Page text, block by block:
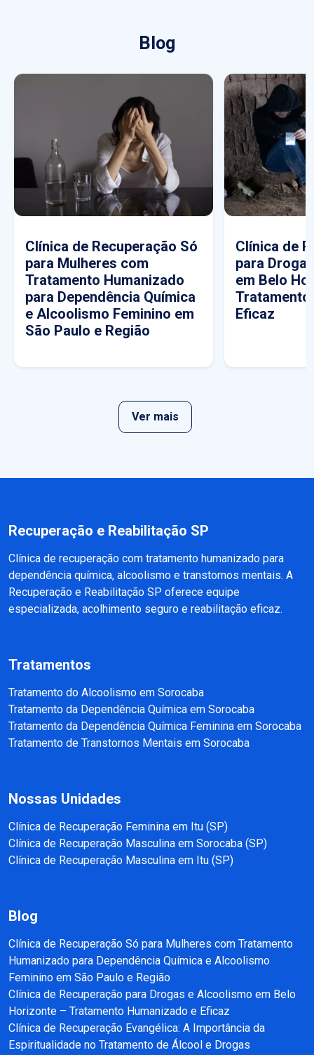
Blog
Clínica de Recuperação Só
para Mulheres com
Tratamento Humanizado
para Dependência Química
e Alcoolismo Feminino em
São Paulo e Região
Clínica de
para
em Belo
Tratamento
Eficaz
Ver mais
Recuperação e Reabilitação SP
Clínica de recuperação com tratamento humanizado para
dependência química, alcoolismo e transtornos mentais. A
Recuperação e Reabilitação SP oferece equipe
especializada, acolhimento seguro e reabilitação eficaz.
Tratamentos
Tratamento do Alcoolismo em Sorocaba
Tratamento da Dependência Química em Sorocaba
Tratamento da Dependência Química Feminina em Sorocaba
Tratamento de Transtornos Mentais em Sorocaba
Nossas Unidades
Clínica de Recuperação Feminina em Itu (SP)
Clínica de Recuperação Masculina em Sorocaba (SP)
Clínica de Recuperação Masculina em Itu (SP)
Blog
Clínica de Recuperação Só para Mulheres com Tratamento
Humanizado para Dependência Química e Alcoolismo
Feminino em São Paulo e Região
Clínica de Recuperação para Drogas e Alcoolismo em Belo
Horizonte – Tratamento Humanizado e Eficaz
Clínica de Recuperação Evangélica: A Importância da
Espiritualidade no Tratamento de Álcool e Drogas